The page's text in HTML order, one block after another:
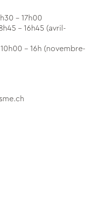
- 17h00
- 16h45 (avril-
- 16h (novembre-